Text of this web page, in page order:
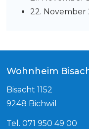
22. November
Footer
Wohnheim
Bisacht 1152
9248 Bichwil
Tel. 071 950 49 00